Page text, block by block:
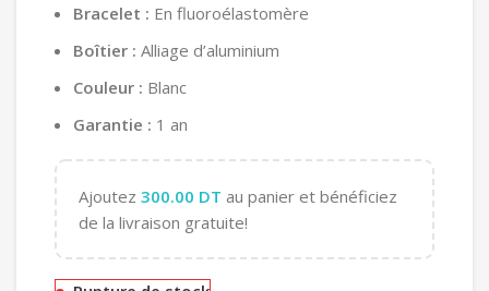
Bracelet : En fluoroélastomère
Boîtier : Alliage d’aluminium
Couleur : Blanc
Garantie : 1 an
Ajoutez 300.00 DT au panier et bénéficiez
de la livraison gratuite!